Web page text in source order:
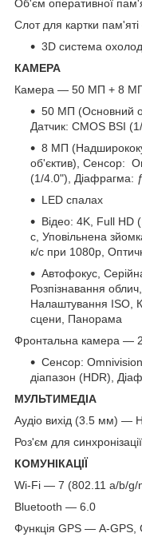
Об'єм оперативної
Слот для картки
3D система
КАМЕРА
Камера — 50 МП + 8
50 МП (Основний
Датчик: CMOS BSI
8 МП
об'єктив), Сенсор:
(1/4.0"), Діафрагма:
LED спалах
Відео: 4K, Full HD
с, Уповільнена
к/с при 1080p,
Автофокус,
Розпізнавання
Налаштування ISO,
сцени, Панорама
Фронтальна камера —
Сенсор:
діапазон (HDR),
МУЛЬТИМЕДІА
Аудіо вихід (3.5 мм) —
Роз'єм для
КОМУНІКАЦІЇ
Wi-Fi — 7 (802.11 a/b/g/
Bluetooth — 6.0
Функція GPS — A-GPS,